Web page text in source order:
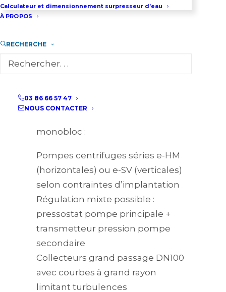
Calculateur et dimensionnement surpresseur d’eau
À PROPOS
RECHERCHE
03 86 66 57 47
NOUS CONTACTER
particulièrement adapté aux
Architecture optimisée
monobloc :
Pompes centrifuges séries e-HM
(horizontales) ou e-SV (verticales)
selon contraintes d’implantation
Régulation mixte possible :
pressostat pompe principale +
transmetteur pression pompe
secondaire
Collecteurs grand passage DN100
avec courbes à grand rayon
limitant turbulences